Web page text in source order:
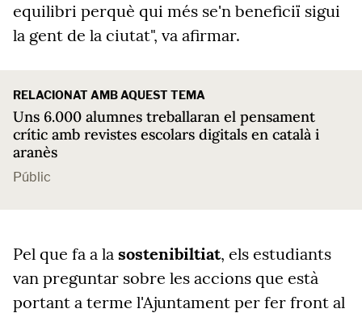
equilibri perquè qui més se'n beneficiï sigui
la gent de la ciutat", va afirmar.
RELACIONAT AMB AQUEST TEMA
Uns 6.000 alumnes treballaran el pensament
crític amb revistes escolars digitals en català i
aranès
Públic
Pel que fa a la sostenibiltiat, els estudiants
van preguntar sobre les accions que està
portant a terme l'Ajuntament per fer front al